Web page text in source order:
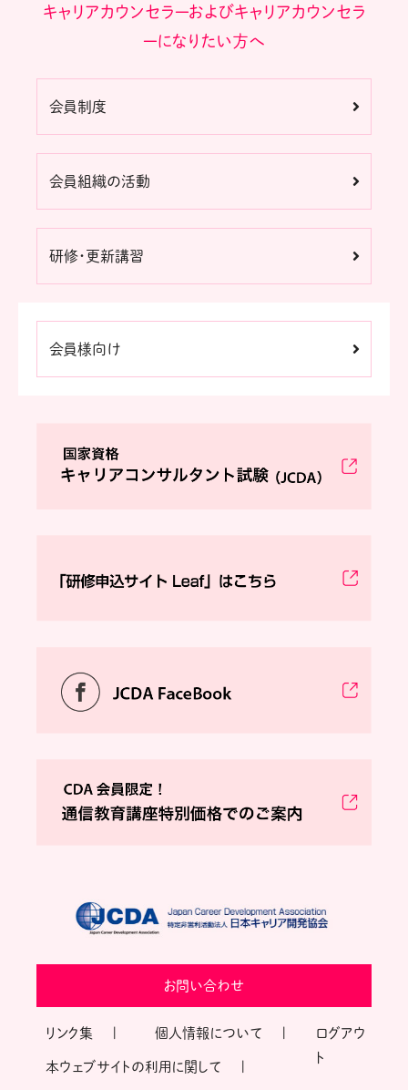
キャリアカウンセラーおよびキャリアカウンセラ
ーになりたい方へ
会員制度
会員組織の活動
研修・更新講習
会員様向け
お問い合わせ
リンク集 個人情報について
本ウェブサイトの利用に関して
ログアウ
ト